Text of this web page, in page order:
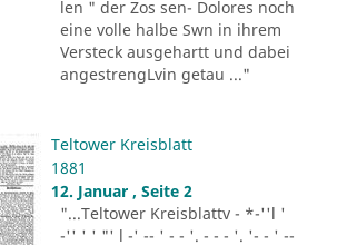
len " der Zos sen- Dolores noch
eine volle halbe Swn in ihrem
Versteck ausgehartt und dabei
angestrengLvin getau ..."
Teltower Kreisblatt
1881
12. Januar , Seite 2
"...Teltower Kreisblattv - *-''l '
-'' ' ' "' l -' -- ' - - '. - - - '. '- - ' --